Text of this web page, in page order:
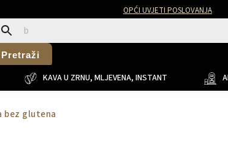
OPĆI UVJETI POSLOVANJA
Pretraži
KAVA U ZRNU, MLJEVENA, INSTANT
bez glutena